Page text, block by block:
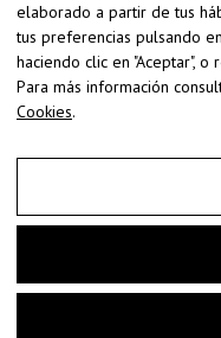
Copyright © 2026 |
elaborado a partir de tus
tus preferencias pulsando
haciendo clic en "Aceptar", o
Para más información
Cookies.